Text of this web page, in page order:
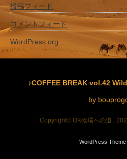
投稿フィード
コメントフィード
WordPress.org
♪COFFEE BREAK vol.42
by
Copyright© OK牧場への道 ,
WordPress Theme